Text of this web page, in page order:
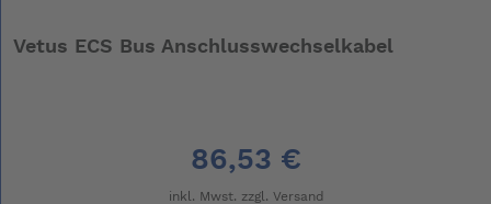
Vetus ECS Bus Anschlusswechselkabel
86,53 €
inkl. Mwst. zzgl. Versand